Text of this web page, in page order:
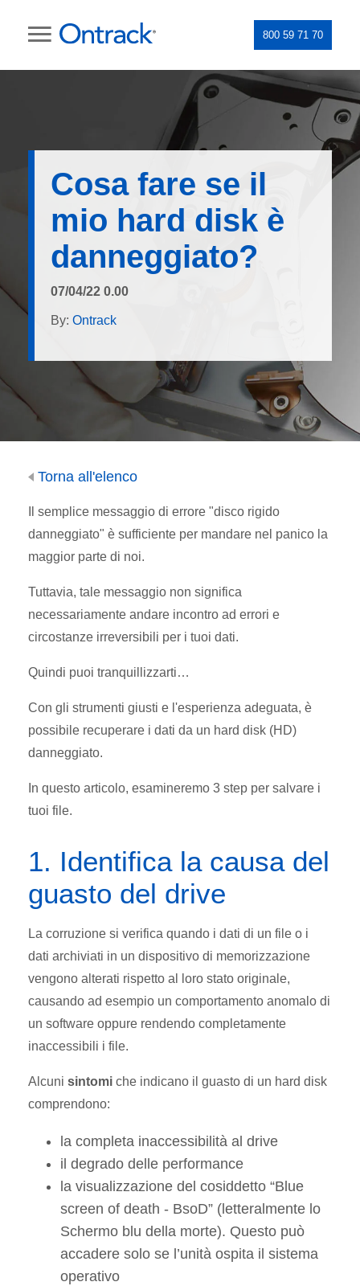
800 59 71 70
Cosa fare se il
mio hard disk è
danneggiato?
07/04/22 0.00
By: Ontrack
Torna all'elenco
Il semplice messaggio di errore "disco rigido
danneggiato" è sufficiente per mandare nel panico la
maggior parte di noi.
Tuttavia, tale messaggio non significa
necessariamente andare incontro ad errori e
circostanze irreversibili per i tuoi dati.
Quindi puoi tranquillizzarti…
Con gli strumenti giusti e l'esperienza adeguata, è
possibile recuperare i dati da un hard disk (HD)
danneggiato.
In questo articolo, esamineremo 3 step per salvare i
tuoi file.
1. Identifica la causa del
guasto del drive
La corruzione si verifica quando i dati di un file o i
dati archiviati in un dispositivo di memorizzazione
vengono alterati rispetto al loro stato originale,
causando ad esempio un comportamento anomalo di
un software oppure rendendo completamente
inaccessibili i file.
Alcuni sintomi che indicano il guasto di un hard disk
comprendono:
la completa inaccessibilità al drive
il degrado delle performance
la visualizzazione del cosiddetto “Blue
screen of death - BsoD” (letteralmente lo
Schermo blu della morte). Questo può
accadere solo se l’unità ospita il sistema
operativo